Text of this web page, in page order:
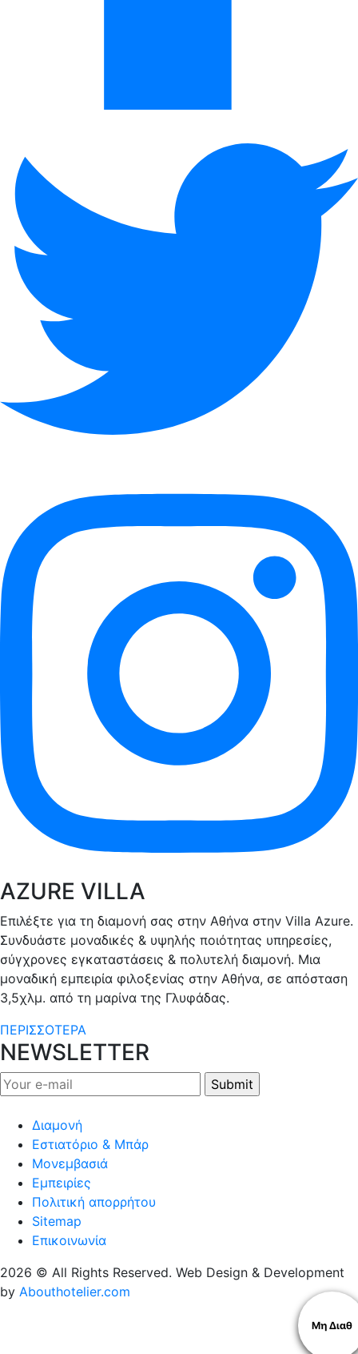
AZURE VILLA
Επιλέξτε για τη διαμονή σας στην Αθήνα στην Villa Azure.
Συνδυάστε μοναδικές & υψηλής ποιότητας υπηρεσίες,
σύγχρονες εγκαταστάσεις & πολυτελή διαμονή. Μια
μοναδική εμπειρία φιλοξενίας στην Αθήνα, σε απόσταση
3,5χλμ. από τη μαρίνα της Γλυφάδας.
ΠΕΡΙΣΣΟΤΕΡΑ
NEWSLETTER
Διαμονή
Εστιατόριο & Μπάρ
Μονεμβασιά
Εμπειρίες
Πολιτική απορρήτου
Sitemap
Επικοινωνία
2026 © All Rights Reserved. Web Design & Development
by Abouthotelier.com
Μη Διαθ